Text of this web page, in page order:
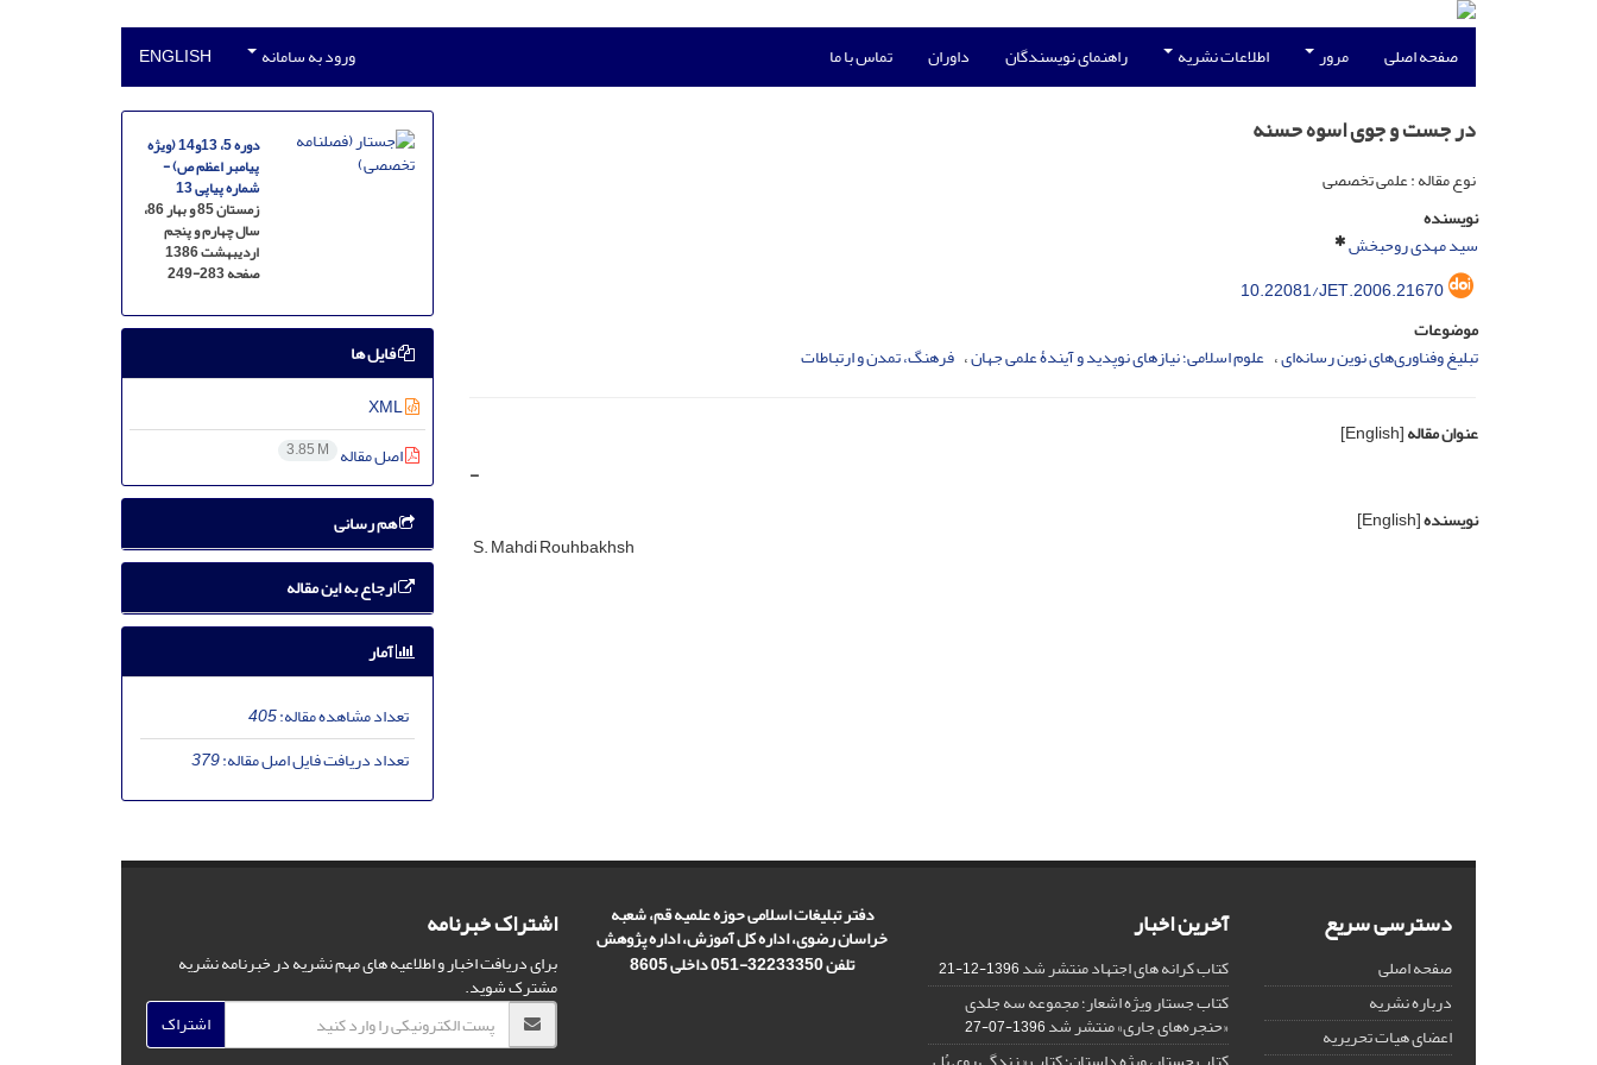
صفحه اصلی مرور اطلاعات نشریه راهنمای نویسندگان داوران تماس با ما ورود به سامانه ENGLISH
در جست و جوی اسوه حسنه
نوع مقاله : علمی تخصصی
نویسنده
سید مهدی روحبخش
10.22081/JET.2006.21670
موضوعات
تبلیغ وفناوری‌های نوین رسانه‌ای علوم اسلامی؛ نیازهای نوپدید و آیندۀ علمی جهان فرهنگ، تمدن و ارتباطات
عنوان مقاله[English]
-
نویسنده[English]
S. Mahdi Rouhbakhsh
دوره 5، 13و14 (ویژه
پیامبر اعظم ص) -
شماره پیاپی 13
زمستان 85 و بهار 86،
سال چهارم و پنجم
اردیبهشت 1386
صفحه249-283
فایل ها
XML
اصل مقاله 3.85 M
هم رسانی
ارجاع به این مقاله
آمار
تعداد مشاهده مقاله:405
تعداد دریافت فایل اصل مقاله:379
دسترسی سریع
صفحه اصلی
درباره نشریه
اعضای هیات تحریریه
آخرین اخبار
کتاب کرانه های اجتهاد منتشر شد1396-12-21
کتاب جستار ویژه اشعار؛ مجموعه سه جلدی
«حنجره‌های جاری» منتشر شد1396-07-27
دفتر تبلیغات اسلامی حوزه علمیه قم، شعبه
خراسان رضوی، اداره کل آموزش، اداره پژوهش
تلفن 32233350-051 داخلی 8605
اشتراک خبرنامه
برای دریافت اخبار و اطلاعیه های مهم نشریه در خبرنامه نشریه
مشترک شوید.
اشتراک